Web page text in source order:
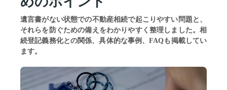
遺言書がない状態での不動産相続で起こりやすい問題と、
それらを防ぐための備えをわかりやすく整理しました。相
続登記義務化との関係、具体的な事例、FAQも掲載してい
ます。